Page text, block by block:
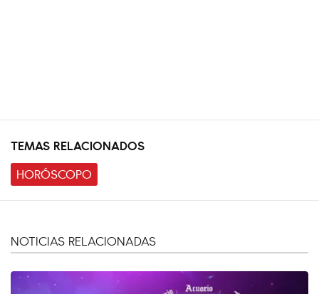
TEMAS RELACIONADOS
HORÓSCOPO
NOTICIAS RELACIONADAS